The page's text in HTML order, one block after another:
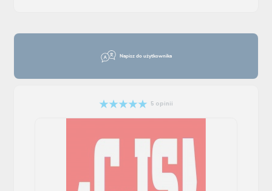
Napisz do użytkownika
5 opinii